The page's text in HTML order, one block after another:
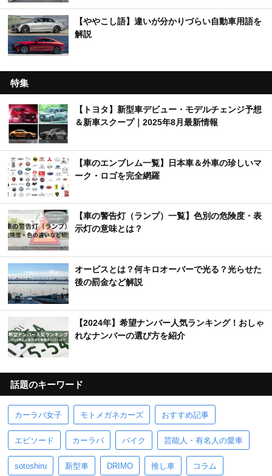
【ややこし語】違いが分かりづらい自動車用語を
解説
特集
【トヨタ】新型車デビュー・モデルチェンジ予想
＆新車スクープ｜2025年8月最新情報
【車のエンブレム一覧】日本車＆外車の珍しいマ
ーク・ロゴを完全網羅
【車の警告灯（ランプ）一覧】色別の危険度・表
示灯の意味とは？
オービスとは？何キロオーバーで光る？光らせた
後の罰金など解説
【2024年】希望ナンバー人気ランキング！おしゃ
れなナンバーの選び方を紹介
話題のキーワード
カーラバ女子 モトメガネカーズ おすすめ記事
エピソード カーラバ バイク 芸能人・有名人の愛車
sotoshiru 新型車 DRIMO 推し車 コラム